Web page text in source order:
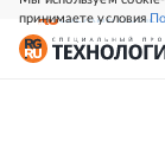
принимаете условия
СВЕЖИЙ НОМЕР